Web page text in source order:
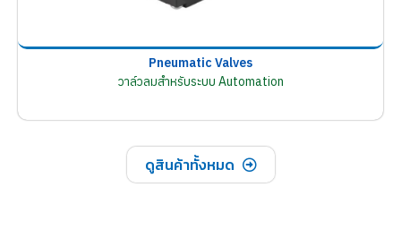
Pneumatic Valves
วาล์วลมสำหรับระบบ Automation
ดูสินค้าทั้งหมด